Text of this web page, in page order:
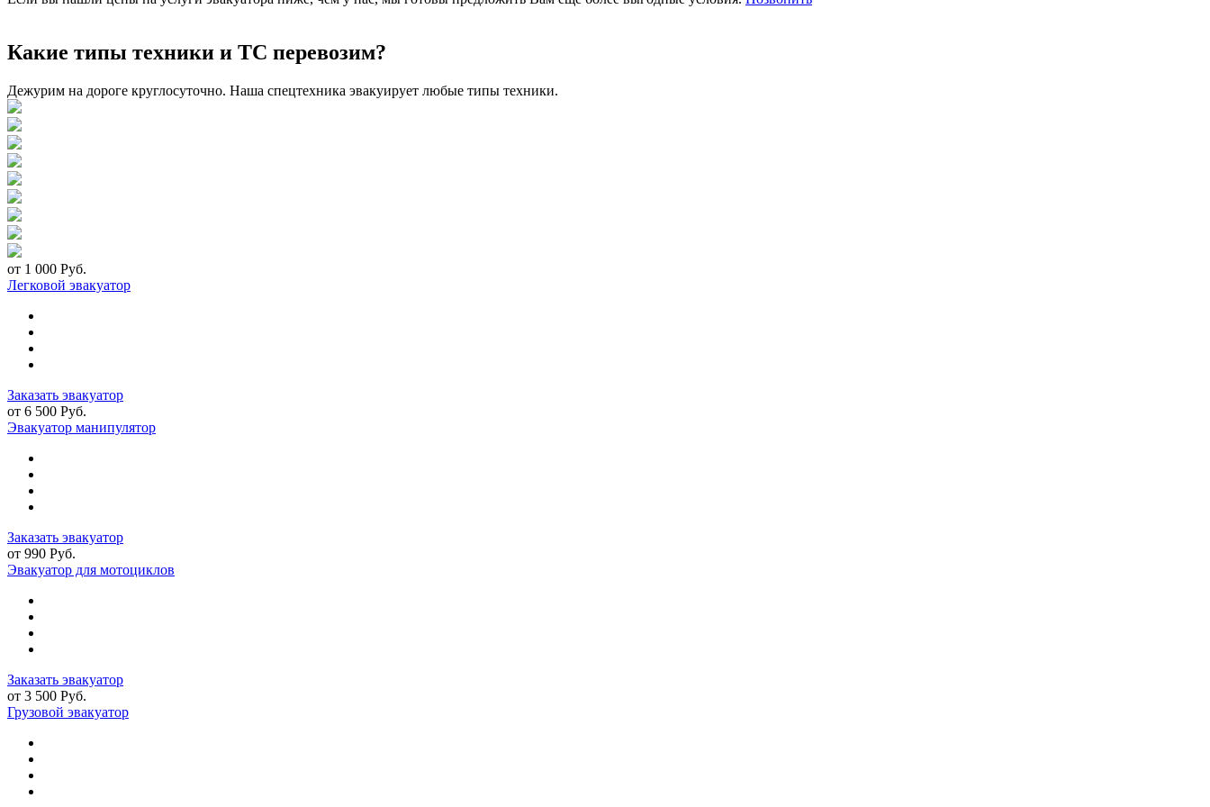
Какие типы техники и ТС перевозим?
Дежурим на дороге круглосуточно. Наша спецтехника эвакуирует любые типы техники.
от 1 000 Руб.
Легковой эвакуатор
Заказать эвакуатор
от 6 500 Руб.
Эвакуатор манипулятор
Заказать эвакуатор
от 990 Руб.
Эвакуатор для мотоциклов
Заказать эвакуатор
от 3 500 Руб.
Грузовой эвакуатор